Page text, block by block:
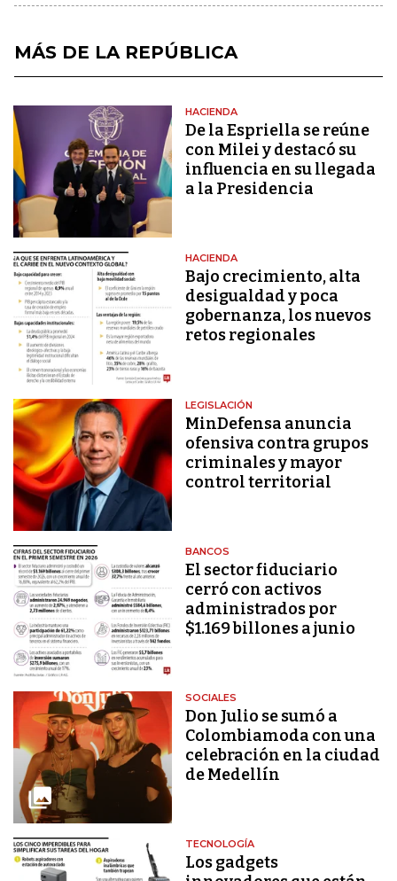
MÁS DE LA REPÚBLICA
HACIENDA
De la Espriella se reúne
con Milei y destacó su
influencia en su llegada
a la Presidencia
HACIENDA
Bajo crecimiento, alta
desigualdad y poca
gobernanza, los nuevos
retos regionales
LEGISLACIÓN
MinDefensa anuncia
ofensiva contra grupos
criminales y mayor
control territorial
BANCOS
El sector fiduciario
cerró con activos
administrados por
$1.169 billones a junio
SOCIALES
Don Julio se sumó a
Colombiamoda con una
celebración en la ciudad
de Medellín
TECNOLOGÍA
Los gadgets